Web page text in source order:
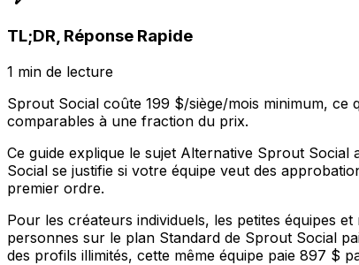
TL;DR, Réponse Rapide
1 min de lecture
Sprout Social coûte 199 $/siège/mois minimum,
comparables à une fraction du prix.
Ce guide explique le sujet Alternative Sprout
Social se justifie si votre équipe veut des
premier ordre.
Pour les créateurs individuels, les petites équipes
personnes sur le plan Standard de Sprout Social
des profils illimités, cette même équipe paie 897 $